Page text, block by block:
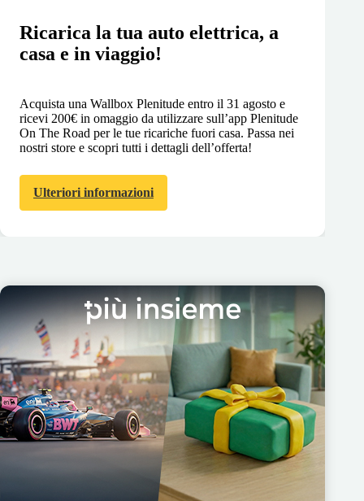
Ricarica la tua auto elettrica, a
casa e in viaggio!
Acquista una Wallbox Plenitude entro il 31 agosto e
ricevi 200€ in omaggio da utilizzare sull’app Plenitude
On The Road per le tue ricariche fuori casa. Passa nei
nostri store e scopri tutti i dettagli dell’offerta!
Ulteriori informazioni